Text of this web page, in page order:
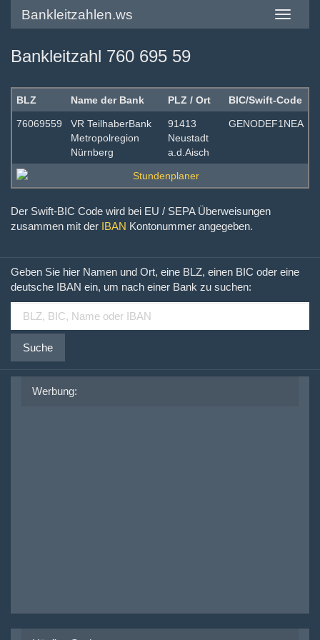
Toggle
Bankleitzahlen.ws
Bankleitzahl 760 695 59
BLZ Name der Bank PLZ / Ort BIC/Swift-Code
76069559
VR TeilhaberBank
Metropolregion
Nürnberg
91413
Neustadt
a.d.Aisch
GENODEF1NEA
Der Swift-BIC Code wird bei EU / SEPA Überweisungen
zusammen mit der IBAN Kontonummer angegeben.
Geben Sie hier Namen und Ort, eine BLZ, einen BIC oder eine
deutsche IBAN ein, um nach einer Bank zu suchen:
Suche
Werbung: